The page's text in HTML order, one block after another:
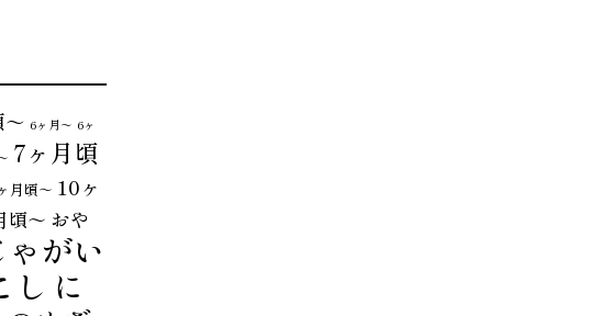
6ヶ月〜 6ヶ
7ヶ月頃
月頃～ 10ヶ
頃～ おや
ゃがい
し に